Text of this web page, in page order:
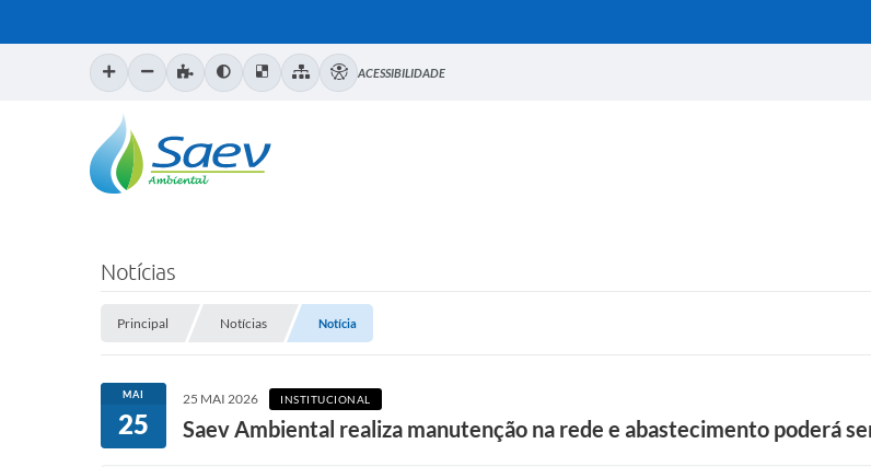
ACESSIBILIDADE
Notícias
Principal Notícias Notícia
MAI
25
25 MAI 2026 INSTITUCIONAL
Saev Ambiental realiza manutenção na rede e abastecimento poderá